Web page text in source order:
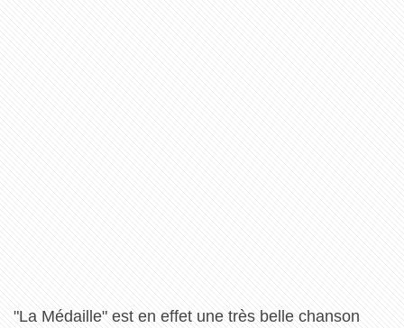
"La Médaille" est en effet une très belle chanson